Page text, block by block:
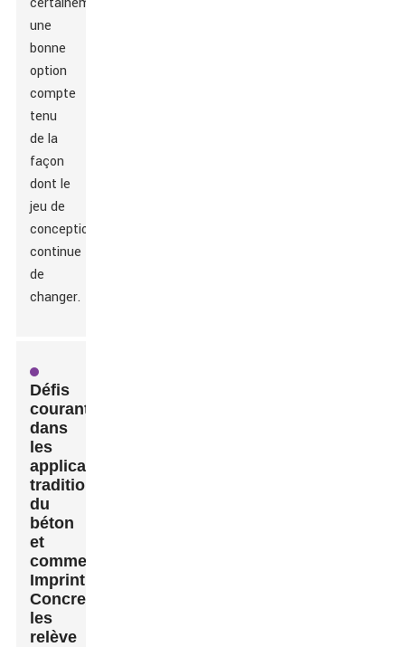
une
bonne
option
compte
tenu
de la
façon
dont le
jeu de
conception
continue
de
changer.
Défis
courants
dans
les
applications
traditionnelles
du
béton
et
comment
Imprint
Concrete
les
relève